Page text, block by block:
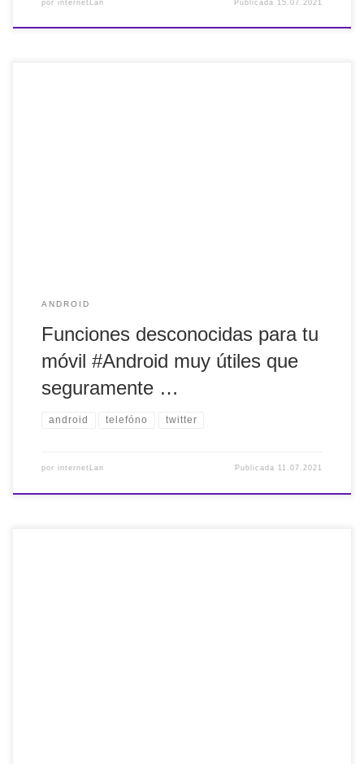
por internetLan Publicada 15.07.2021
ANDROID
Funciones desconocidas para tu
móvil #Android muy útiles que
seguramente …
android telefóno twitter
por internetLan Publicada 11.07.2021